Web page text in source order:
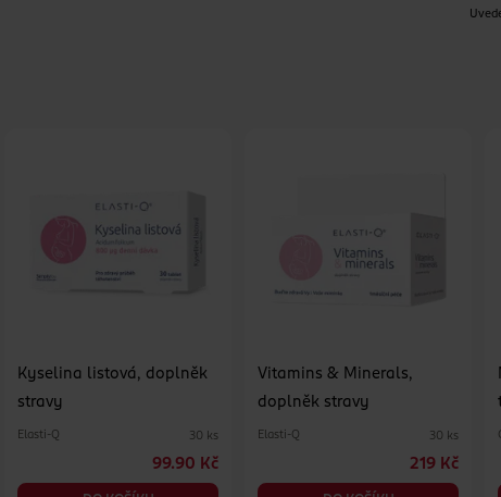
Kyselina listová, doplněk
stravy
Elasti-Q 30 ks
99.90 Kč
Vitamins & Minerals,
doplněk stravy
Elasti-Q 30 ks
219 Kč